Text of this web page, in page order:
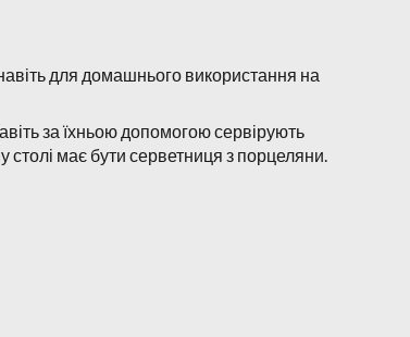
для домашнього використання на
за їхньою допомогою сервірують
столі має бути серветниця з порцеляни.